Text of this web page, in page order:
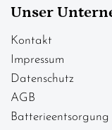
Unser
Kontakt
Impressum
Datenschutz
AGB
Batterieentsorgung